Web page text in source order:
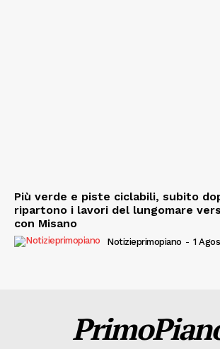
Più verde e piste ciclabili, subito
ripartono i lavori del lungomare
con Misano
Notizieprimopiano - 1